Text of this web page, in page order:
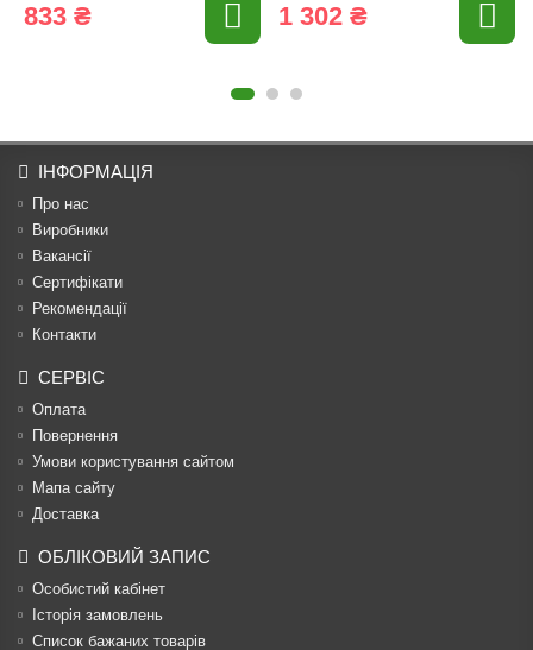
833 ₴ 1 302 ₴
ІНФОРМАЦІЯ
Про нас
Виробники
Вакансії
Сертифікати
Рекомендації
Контакти
СЕРВІС
Оплата
Повернення
Умови користування сайтом
Мапа сайту
Доставка
ОБЛІКОВИЙ ЗАПИС
Особистий кабінет
Історія замовлень
Список бажаних товарів